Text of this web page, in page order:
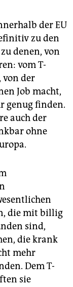
der EU
zu den
denen, von
vom T-
von der
Job macht,
genug finden.
auch der
ohne
die mit billig
sind,
die krank
mehr
Dem T-
sie